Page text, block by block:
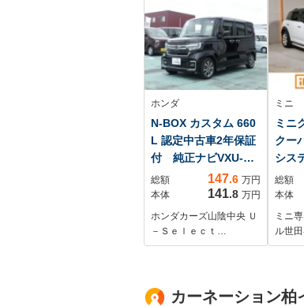
ホンダ
N-BOX カスタム 660
L 認定中古車2年保証
付 純正ナビVXU-
227NBi
総額 147.6 万円
本体
141.8 万円
ホンダカーズ山陰中央 Ｕ
－Ｓｅｌｅｃｔ…
ミニ
ミニ
クー
シス
クル
ラ リ
ー
ール
ート
ッドライ
総額
本体
ミニ
ル世
カーネーション柏